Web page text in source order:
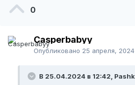
0
Casperbabyy
Опубликовано 25 апреля, 2024
В 25.04.2024 в 12:42,